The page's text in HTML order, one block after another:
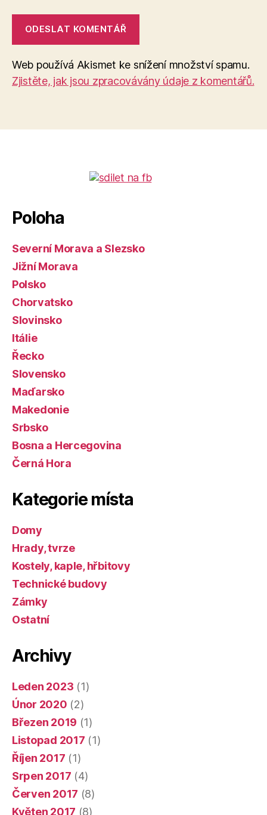
Web používá Akismet ke snížení množství spamu.
Zjistěte, jak jsou zpracovávány údaje z komentářů.
Poloha
Severní Morava a Slezsko
Jižní Morava
Polsko
Chorvatsko
Slovinsko
Itálie
Řecko
Slovensko
Maďarsko
Makedonie
Srbsko
Bosna a Hercegovina
Černá Hora
Kategorie místa
Domy
Hrady, tvrze
Kostely, kaple, hřbitovy
Technické budovy
Zámky
Ostatní
Archivy
Leden 2023 (1)
Únor 2020 (2)
Březen 2019 (1)
Listopad 2017 (1)
Říjen 2017 (1)
Srpen 2017 (4)
Červen 2017 (8)
Květen 2017 (8)